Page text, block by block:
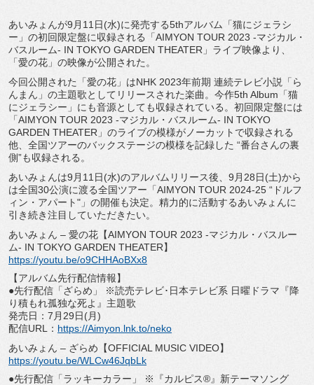
あいみょんが9月11日(水)に発売する5thアルバム「猫にジェラシ
ー」の初回限定盤に収録される「AIMYON TOUR 2023 -マジカル・
バスルーム- IN TOKYO GARDEN THEATER」ライブ映像より、
「愛の花」 の映像が公開された。
今回公開された「愛の花」はNHK 2023年前期 連続テレビ小説「ら
んまん」の主題歌としてリリースされた楽曲。 今作5th Album「猫
にジェラシー」にも音源としても収録されている。 初回限定盤には
「AIMYON TOUR 2023 -マジカル・バスルーム- IN TOKYO
GARDEN THEATER」のライブの模様がノーカットで収録される
他、 全国ツアーのバックステージの模様を記録した “番台さんの裏
側”も収録される。
あいみょんは9月11日(水)のアルバムリリース後、 9月28日(土)から
は全国30公演に渡る全国ツアー「AIMYON TOUR 2024-25 “ドルフ
ィン・アパート"」の開催も決定。 精力的に活動するあいみょんに
引き続き注目していただきたい。
あいみょん – 愛の花【AIMYON TOUR 2023 -マジカル・バスルー
ム- IN TOKYO GARDEN THEATER】
https://youtu.be/o9CHHAoBXx8
【アルバム先行配信情報】
●先行配信「ざらめ」 ※読売テレビ･日本テレビ系 日曜ドラマ『降
り積もれ孤独な死よ』主題歌
発売日：7月29日(月)
配信URL： https://Aimyon.lnk.to/neko
あいみょん – ざらめ【OFFICIAL MUSIC VIDEO】
https://youtu.be/WLCw46JqbLk
●先行配信「ラッキーカラー」 ※『カルピス®』新テーマソング